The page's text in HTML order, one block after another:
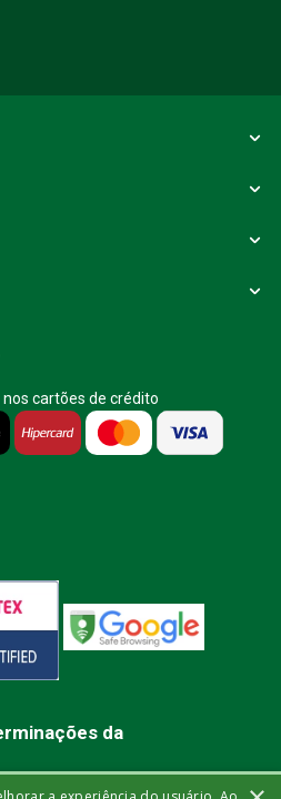
cartões de crédito
da